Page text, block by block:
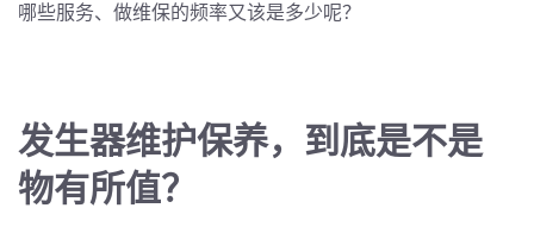
哪些服务、做维保的频率又该是多少呢？
发生器维护保养，到底是不是
物有所值？